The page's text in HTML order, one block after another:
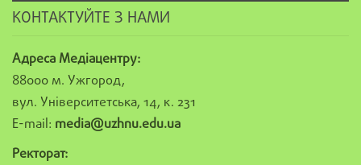
КОНТАКТУЙТЕ З НАМИ
Адреса Медіацентру:
88000 м. Ужгород,
вул. Університетська, 14, к. 231
E-mail: media@uzhnu.edu.ua
Ректорат: